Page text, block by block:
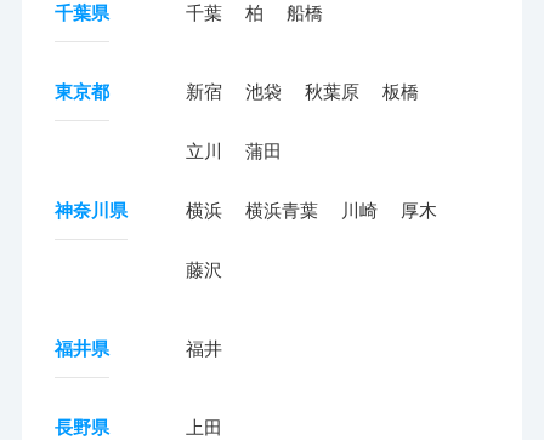
千葉県 千葉 柏 船橋
東京都 新宿 池袋 秋葉原 板橋
立川 蒲田
神奈川県 横浜 横浜青葉 川崎 厚木
藤沢
福井県 福井
長野県 上田